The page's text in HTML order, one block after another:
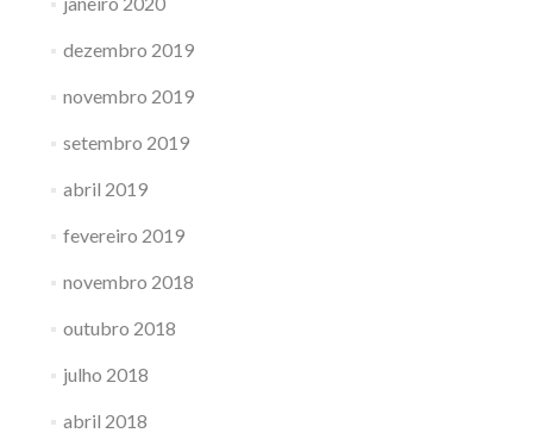
dezembro 2019
novembro 2019
setembro 2019
abril 2019
fevereiro 2019
novembro 2018
outubro 2018
julho 2018
abril 2018